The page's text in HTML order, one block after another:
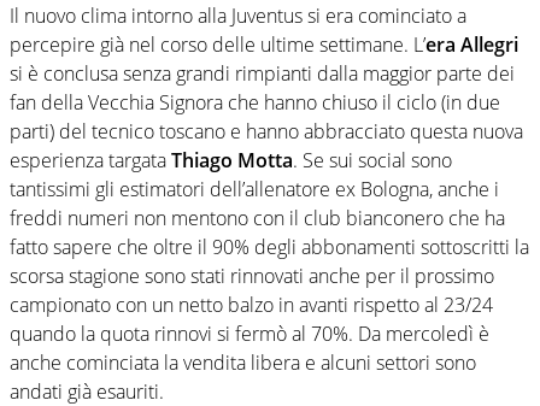
Il nuovo clima intorno alla Juventus si era cominciato a
percepire già nel corso delle ultime settimane. L’era Allegri
si è conclusa senza grandi rimpianti dalla maggior parte dei
fan della Vecchia Signora che hanno chiuso il ciclo (in due
parti) del tecnico toscano e hanno abbracciato questa nuova
esperienza targataThiago Motta. Se sui social sono
tantissimi gli estimatori dell’allenatore ex Bologna, anche i
freddi numeri non mentono con il club bianconero che ha
fatto sapere che oltre il 90% degli abbonamenti sottoscritti la
scorsa stagione sono stati rinnovati anche per il prossimo
campionato con un netto balzo in avanti rispetto al 23/24
quando la quota rinnovi si fermò al 70%. Da mercoledì è
anche cominciata la vendita libera e alcuni settori sono
andati già esauriti.